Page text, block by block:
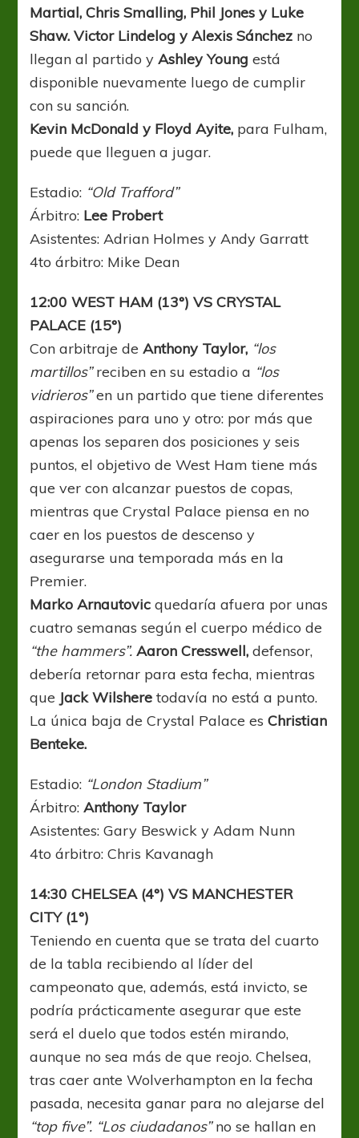
Martial, Chris Smalling, Phil Jones y Luke
Shaw. Victor Lindelog y Alexis Sánchez no
llegan al partido yAshley Young está
disponible nuevamente luego de cumplir
con su sanción.
Kevin McDonald y Floyd Ayite, para Fulham,
puede que lleguen a jugar.
Estadio: “Old Trafford”
Árbitro: Lee Probert
Asistentes: Adrian Holmes y Andy Garratt
4to árbitro: Mike Dean
12:00 WEST HAM (13°) VS CRYSTAL
PALACE (15°)
Con arbitraje deAnthony Taylor, “los
martillos”reciben en su estadio a “los
vidrieros”en un partido que tiene diferentes
aspiraciones para uno y otro: por más que
apenas los separen dos posiciones y seis
puntos, el objetivo de West Ham tiene más
que ver con alcanzar puestos de copas,
mientras que Crystal Palace piensa en no
caer en los puestos de descenso y
asegurarse una temporada más en la
Premier.
Marko Arnautovic quedaría afuera por unas
cuatro semanas según el cuerpo médico de
“the hammers”. Aaron Cresswell, defensor,
debería retornar para esta fecha, mientras
que Jack Wilshere todavía no está a punto.
La única baja de Crystal Palace esChristian
Benteke.
Estadio: “London Stadium”
Árbitro:Anthony Taylor
Asistentes: Gary Beswick y Adam Nunn
4to árbitro: Chris Kavanagh
14:30 CHELSEA (4°) VS MANCHESTER
CITY (1°)
Teniendo en cuenta que se trata del cuarto
de la tabla recibiendo al líder del
campeonato que, además, está invicto, se
podría prácticamente asegurar que este
será el duelo que todos estén mirando,
aunque no sea más de que reojo. Chelsea,
tras caer ante Wolverhampton en la fecha
pasada, necesita ganar para no alejarse del
“top five”. “Los ciudadanos”no se hallan en